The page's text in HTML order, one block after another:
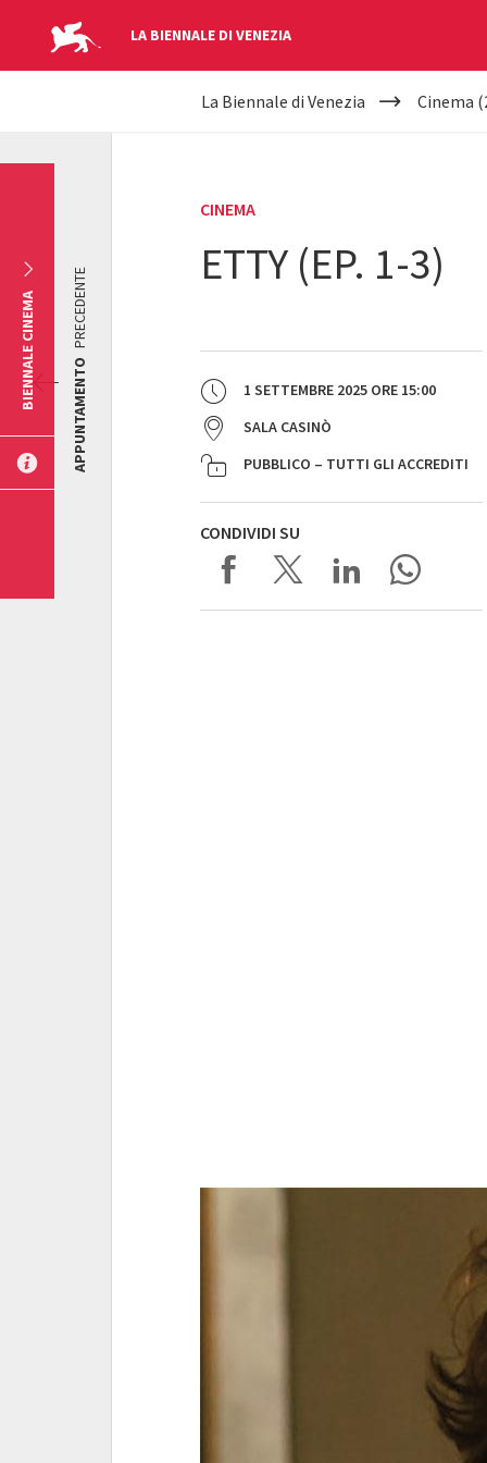
LA BIENNALE DI VENEZIA
YOUR
La Biennale di Venezia Cinema
CINEMA
ETTY (EP. 1-3)
1 SETTEMBRE 2025 ORE 15:00
SALA CASINÒ
PUBBLICO – TUTTI GLI ACCREDITI
CONDIVIDI SU
APPUNTAMENTO
PRECEDENTE
BIENNALE CINEMA